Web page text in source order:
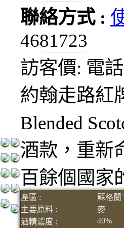
聯絡方式 :
4681723
訪客價: 電
約翰走路紅
Blended
酒款，重新
百餘個國家
產區 :
蘇格蘭˙
主要原料 :
麥
酒精濃度 :
40%